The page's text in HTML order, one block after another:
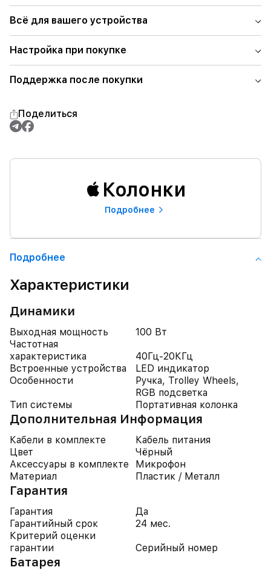
Всё для вашего устройства
Настройка при покупке
Поддержка после покупки
Поделиться
Колонки
Подробнее
Подробнее
Характеристики
Динамики
Выходная мощность
100 Вт
Частотная
характеристика
40Гц-20КГц
Встроенные устройства
LED индикатор
Особенности
Ручка, Trolley Wheels,
RGB подсветка
Тип системы
Портативная колонка
Дополнительная Информация
Кабели в комплекте
Кабель питания
Цвет
Чёрный
Аксессуары в комплекте
Микрофон
Материал
Пластик / Металл
Гарантия
Гарантия
Да
Гарантийный срок
24 мес.
Критерий оценки
гарантии
Серийный номер
Батарея